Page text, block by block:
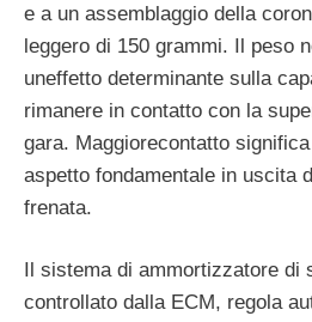
e a un assemblaggio della
leggero di 150 grammi. Il peso
uneffetto determinante sulla
rimanere in contatto con la
gara. Maggiorecontatto
aspetto fondamentale in uscita
frenata.
Il sistema di ammortizzatore di
controllato dalla ECM, regola